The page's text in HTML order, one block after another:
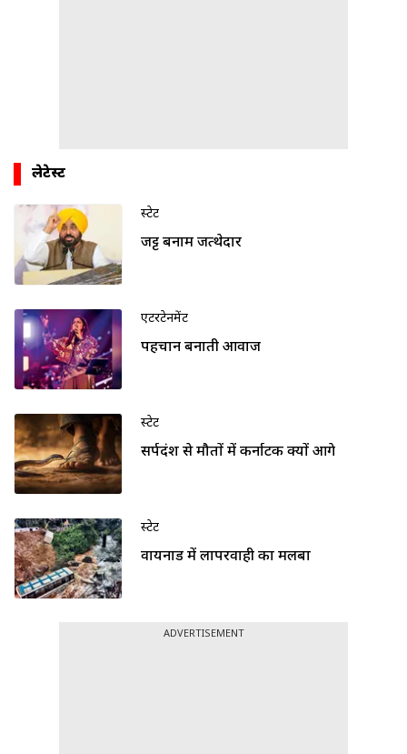
लेटेस्ट
स्टेट
जट्ट बनाम जत्थेदार
एंटरटेनमेंट
पहचान बनाती आवाज
स्टेट
सर्पदंश से मौतों में कर्नाटक क्यों आगे
स्टेट
वायनाड में लापरवाही का मलबा
ADVERTISEMENT